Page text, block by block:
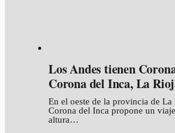
Los Andes tienen
Corona del Inca, La
En el oeste de la provincia de La
Corona del Inca propone un
altura…